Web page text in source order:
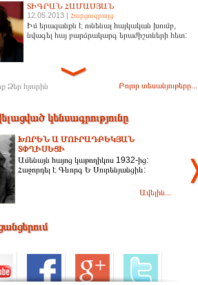
ՏԻԳՐԱՆ ՀԱՄԱՍՅԱՆ
12.05.2013 | Հարցազրույց
Իմ երազանքն է ունենալ հայկական խումբ,
նվագել հայ բարձրակարգ երաժիշտների հետ:
Ձեր հյուրին Բոլոր տեսանյութերը...
կենսագրությունը
ԽՈՐԵՆ Ա ՄՈՒՐԱԴԲԵԿՅԱՆ
ՏՓՂԻՍԵՑԻ
Ամենայն հայոց կաթողիկոս 1932-ից:
Հաջորդել է Գևորգ Ե Սուրենյանցիև:
Ավելին...